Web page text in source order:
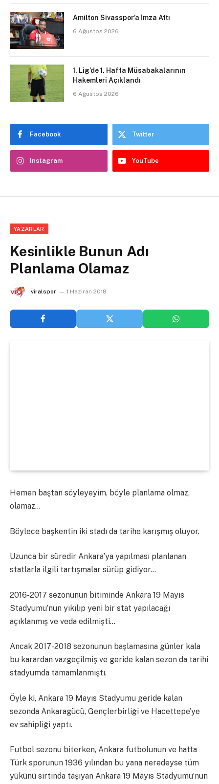
Amilton Sivasspor’a İmza Attı
6 Ağustos 2026
1. Lig’de 1. Hafta Müsabakalarının
Hakemleri Açıklandı
6 Ağustos 2026
Facebook Twitter
Instagram YouTube
YAZARLAR
Kesinlikle Bunun Adı
Planlama Olamaz
viralspor 1 Haziran 2018
Hemen baştan söyleyeyim, böyle planlama olmaz,
olamaz…
Böylece başkentin iki stadı da tarihe karışmış oluyor.
Uzunca bir süredir Ankara’ya yapılması planlanan
statlarla ilgili tartışmalar sürüp gidiyor…
2016-2017 sezonunun bitiminde Ankara 19 Mayıs
Stadyumu’nun yıkılıp yeni bir stat yapılacağı
açıklanmış ve veda edilmişti…
Ancak 2017-2018 sezonunun başlamasına günler kala
bu karardan vazgeçilmiş ve geride kalan sezon da tarihi
stadyumda tamamlanmıştı.
Öyle ki, Ankara 19 Mayıs Stadyumu geride kalan
sezonda Ankaragücü, Gençlerbirliği ve Hacettepe’ye
ev sahipliği yaptı.
Futbol sezonu biterken, Ankara futbolunun ve hatta
Türk sporunun 1936 yılından bu yana neredeyse tüm
yükünü sırtında taşıyan Ankara 19 Mayıs Stadyumu’nun